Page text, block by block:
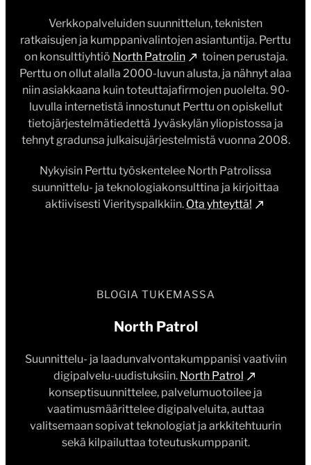
Verkkopalveluiden suunnittelun, teknisten
ratkaisujen ja kumppanivalintojen asiantuntija. Perttu
on konsulttiyhtiö North Patrolin
toinen perustaja.
Perttu on ollut alalla 2000-luvun alusta, ja nähnyt alaa
niin asiakkaana kuin toteuttajafirmojen puolelta. 90-
luvulla internetistä innostunut Perttu on opiskellut
tietojärjestelmätiedettä Jyväskylän yliopistossa ja
tehnyt gradunsa julkaisujärjestelmistä vuonna 2008.
Nykyisin Perttu työskentelee North Patrolissa
suunnittelu- ja teknologiakonsulttina ja kirjoittaa
aktiivisesti Vierityspalkkiin. Ota yhteyttä!
BLOGIA TUKEMASSA
North Patrol
Suunnittelu- ja laadunvalvontakumppanisi vaativiin
digipalvelu-uudistuksiin. North Patrol
konseptisuunnittelee, palvelumuotoilee ja
vaatimusmäärittelee digipalveluita, auttaa
valitsemaan sopivat teknologiat ja arkkitehtuurin
sekä kilpailuttaa toteutuskumppanit.